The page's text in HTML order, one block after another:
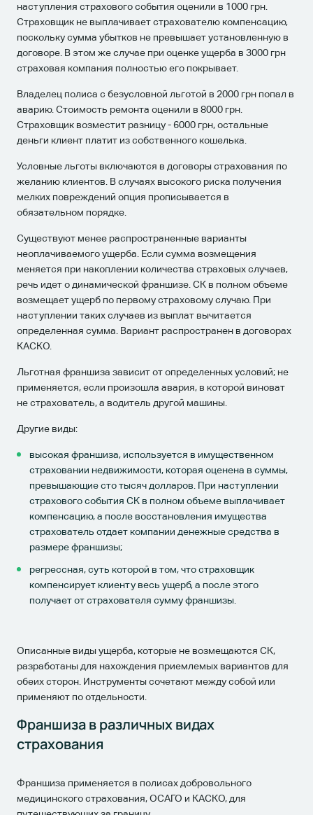
наступления страхового события оценили в 1000 грн.
Страховщик не выплачивает страхователю компенсацию,
поскольку сумма убытков не превышает установленную в
договоре. В этом же случае при оценке ущерба в 3000 грн
страховая компания полностью его покрывает.
Владелец полиса с безусловной льготой в 2000 грн попал в
аварию. Стоимость ремонта оценили в 8000 грн.
Страховщик возместит разницу - 6000 грн, остальные
деньги клиент платит из собственного кошелька.
Условные льготы включаются в договоры страхования по
желанию клиентов. В случаях высокого риска получения
мелких повреждений опция прописывается в
обязательном порядке.
Существуют менее распространенные варианты
неоплачиваемого ущерба. Если сумма возмещения
меняется при накоплении количества страховых случаев,
речь идет о динамической франшизе. СК в полном объеме
возмещает ущерб по первому страховому случаю. При
наступлении таких случаев из выплат вычитается
определенная сумма. Вариант распространен в договорах
КАСКО.
Льготная франшиза зависит от определенных условий; не
применяется, если произошла авария, в которой виноват
не страхователь, а водитель другой машины.
Другие виды:
высокая франшиза, используется в имущественном
страховании недвижимости, которая оценена в суммы,
превышающие сто тысяч долларов. При наступлении
страхового события СК в полном объеме выплачивает
компенсацию, а после восстановления имущества
страхователь отдает компании денежные средства в
размере франшизы;
регрессная, суть которой в том, что страховщик
компенсирует клиенту весь ущерб, а после этого
получает от страхователя сумму франшизы.
Описанные виды ущерба, которые не возмещаются СК,
разработаны для нахождения приемлемых вариантов для
обеих сторон. Инструменты сочетают между собой или
применяют по отдельности.
Франшиза в различных видах
страхования
Франшиза применяется в полисах добровольного
медицинского страхования, ОСАГО и КАСКО, для